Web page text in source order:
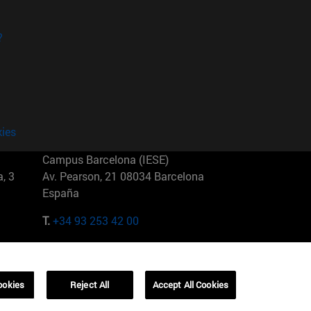
3
Campus Barcelona (IESE)
Av. Pearson, 21 08034 Barcelona
España
T.+34 93 253 42 00
01321001 Bela Vista Brasil
Reject All Accept All Cookies